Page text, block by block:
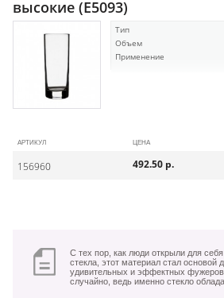
высокие (E5093)
Тип
Объем
Применение
АРТИКУЛ ЦЕНА
156960 492.50 р.
С тех пор, как люди открыли для
стекла, этот материал стал основой
удивительных и эффектных фужеров
случайно, ведь именно стекло